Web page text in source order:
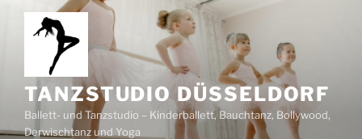
Zum
TANZSTUDIO DÜSSELDORF
Ballett- und Tanzstudio – Kinderballett, Bauchtanz, Bollywood,
Derwischtanz und Yoga